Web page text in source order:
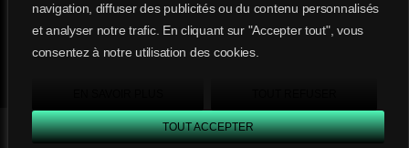
navigation, diffuser des publicités ou du contenu personnalisés
et analyser notre trafic. En cliquant sur "Accepter tout", vous
consentez à notre utilisation des cookies.
TOUT ACCEPTER
play_arrow Divergence FM keyboard_arrow_right
Ici l’Ombre – mardi 28 juillet